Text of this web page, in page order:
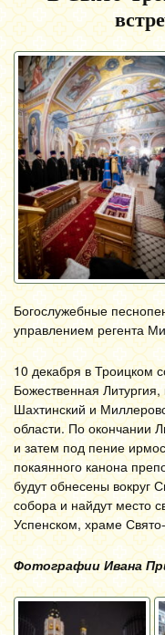
Богослужебные
управлением регента
10 декабря в Троицком
Божественная Литургия,
Шахтинский и
области. По окончании
и затем под пение
покаянного канона
будут обнесены вокруг
собора и найдут место
Успенском, храме
Фотографии Ивана